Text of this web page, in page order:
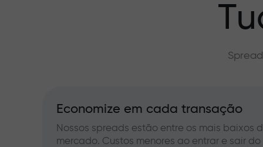
Economize em cada transação
Nossos spreads estão entre os mais baixos
mercado. Custos menores ao entrar e sair do